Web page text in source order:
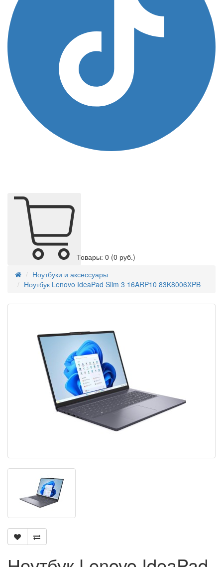
Товары: 0 (0 руб.)
Ноутбуки и аксессуары
Ноутбук Lenovo IdeaPad Slim 3 16ARP10 83K8006XPB